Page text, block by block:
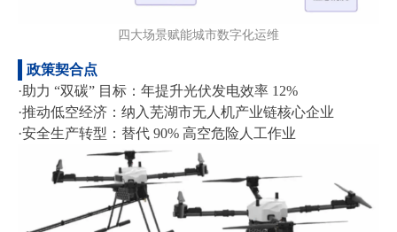
四大场景赋能城市数字化运维
政策契合点
·助力 “双碳” 目标：年提升光伏发电效率 12%
·推动低空经济：纳入芜湖市无人机产业链核心企业
·安全生产转型：替代 90% 高空危险人工作业